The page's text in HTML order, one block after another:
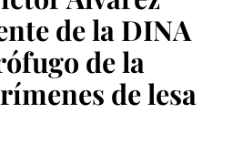
de la DINA
de la
de lesa